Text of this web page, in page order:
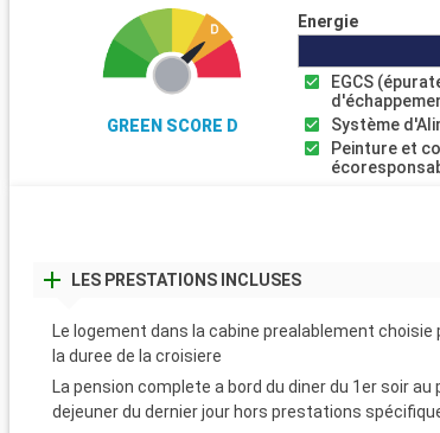
GREEN SCORE D
Energie
EGCS
Système
Peinture et
LES PRESTATIONS INCLUSES
Le logement dans la cabine prealablement choisie
la duree de la croisiere
La pension complete a bord du diner du 1er soir au
dejeuner du dernier jour hors prestations